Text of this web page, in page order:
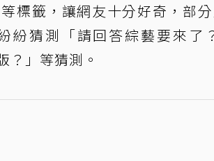
標籤，讓網友十分好奇，部
紛猜測「請回答綜藝要來了
？」等猜測。